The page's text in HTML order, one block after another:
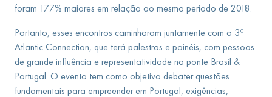
foram 177% maiores em relação ao mesmo período de 2018.
Portanto, esses encontros caminharam juntamente com o 3º
Atlantic Connection, que terá palestras e painéis, com pessoas
de grande influência e representatividade na ponte Brasil &
Portugal. O evento tem como objetivo debater questões
fundamentais para empreender em Portugal, exigências,